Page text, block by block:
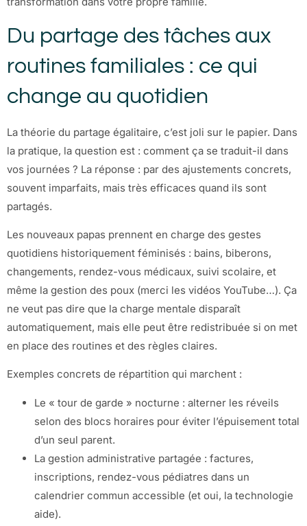
Du partage des tâches aux
routines familiales : ce qui
change au quotidien
La théorie du partage égalitaire, c’est joli sur le papier. Dans
la pratique, la question est : comment ça se traduit-il dans
vos journées ? La réponse : par des ajustements concrets,
souvent imparfaits, mais très efficaces quand ils sont
partagés.
Les nouveaux papas prennent en charge des gestes
quotidiens historiquement féminisés : bains, biberons,
changements, rendez-vous médicaux, suivi scolaire, et
même la gestion des poux (merci les vidéos YouTube…). Ça
ne veut pas dire que la charge mentale disparaît
automatiquement, mais elle peut être redistribuée si on met
en place des routines et des règles claires.
Exemples concrets de répartition qui marchent :
Le « tour de garde » nocturne : alterner les réveils
selon des blocs horaires pour éviter l’épuisement total
d’un seul parent.
La gestion administrative partagée : factures,
inscriptions, rendez-vous pédiatres dans un
calendrier commun accessible (et oui, la technologie
aide).